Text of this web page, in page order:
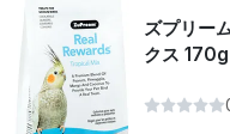
ズプリー
クス 170g